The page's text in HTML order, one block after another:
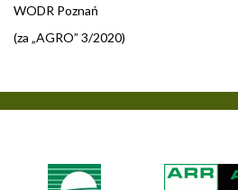
WODR Poznań
(za „AGRO” 3/2020)